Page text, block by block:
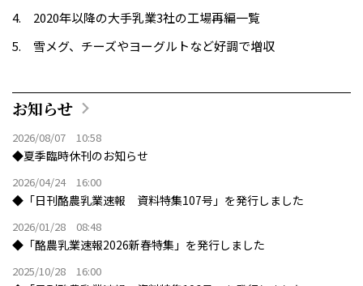
2020年以降の大手乳業3社の工場再編一覧
雪メグ、チーズやヨーグルトなど好調で増収
お知らせ
2026/08/07 10:58
◆夏季臨時休刊のお知らせ
2026/04/24 16:00
◆「日刊酪農乳業速報 資料特集107号」を発行しました
2026/01/28 08:48
◆「酪農乳業速報2026新春特集」を発行しました
2025/10/28 16:00